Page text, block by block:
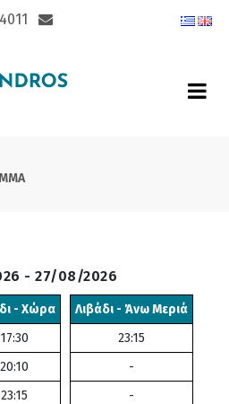
- 27/08/2026
- Χώρα
17:30
20:10
23:15
Λιβάδι - Άνω Μεριά
23:15
-
-